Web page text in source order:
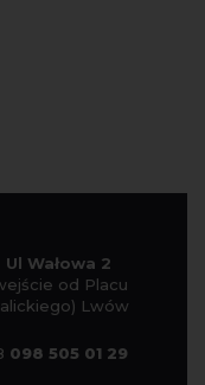
Ul Wałowa 2
od Placu
Lwów
098 505 01 29